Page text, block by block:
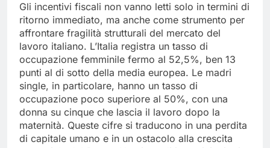
Gli incentivi fiscali non vanno letti solo in termini di
ritorno immediato, ma anche come strumento per
affrontare fragilità strutturali del mercato del
lavoro italiano. L’Italia registra un tasso di
occupazione femminile fermo al 52,5%, ben 13
punti al di sotto della media europea. Le madri
single, in particolare, hanno un tasso di
occupazione poco superiore al 50%, con una
donna su cinque che lascia il lavoro dopo la
maternità. Queste cifre si traducono in una perdita
di capitale umano e in un ostacolo alla crescita